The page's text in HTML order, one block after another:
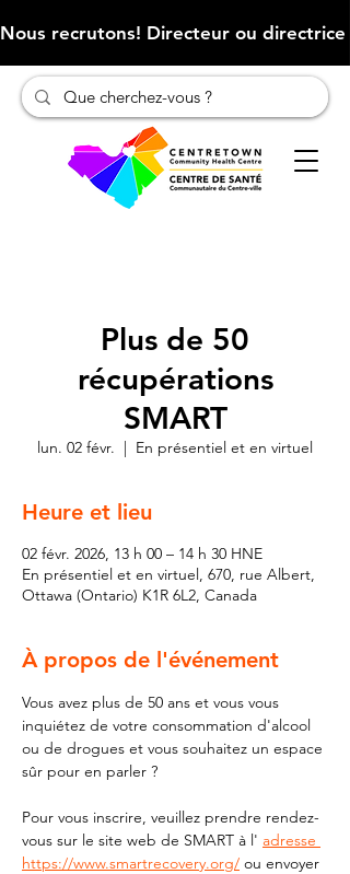
Nous recrutons! Directeur ou
Plus de 50
récupérations
SMART
lun. 02 févr.
  |
En présentiel et en virtuel
Heure et lieu
02 févr. 2026, 13 h 00 – 14 h 30 HNE
En présentiel et en virtuel, 670, rue Albert,
Ottawa (Ontario) K1R 6L2, Canada
À propos de l'événement
Vous avez plus de 50 ans et vous vous
inquiétez de votre consommation d'alcool
ou de drogues et vous souhaitez un espace
sûr pour en parler ?
Pour vous inscrire, veuillez prendre rendez-
vous sur le site web de SMART à l' adresse
https://www.smartrecovery.org/ ou envoyer